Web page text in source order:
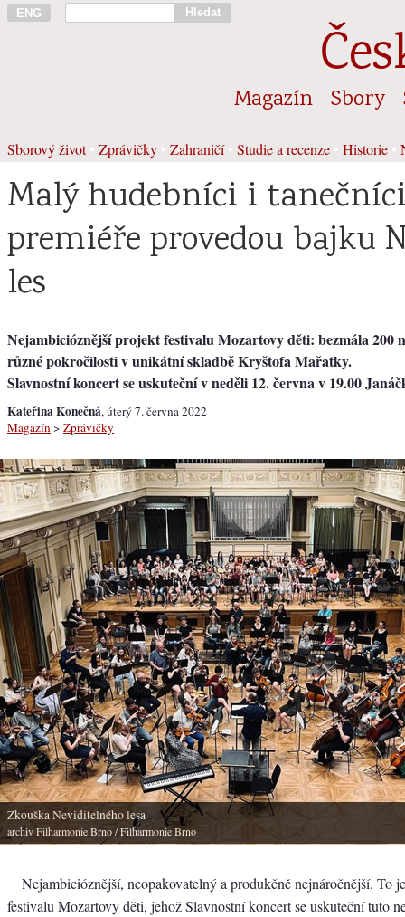
ENG Hledat
Magazín Sbory
Sborový život• Zprávičky Zahraničí• Studie a recenze Historie
Malý hudebníci i
premiéře provedou bajku
les
Nejambicióznější projekt festivalu Mozartovy děti: bezmála 200
různé pokročilosti v unikátní skladbě Kryštofa Mařatky.
Slavnostní koncert se uskuteční v neděli 12. června v 19.00
Kateřina Konečná, úterý 7. června 2022
Magazín > Zprávičky
Zkouška Neviditelného lesa
archiv Filharmonie Brno/ Filharmonie Brno
Nejambicióznější, neopakovatelný a produkčně nejnáročnější. To
festivalu Mozartovy děti, jehož Slavnostní koncert se uskuteční tuto